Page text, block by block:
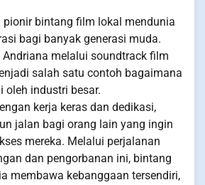
pionir bintang film lokal mendunia
bagi banyak generasi muda.
Andriana melalui soundtrack film
salah satu contoh bagaimana
oleh industri besar.
kerja keras dan dedikasi,
jalan bagi orang lain yang ingin
mereka. Melalui perjalanan
dan pengorbanan ini, bintang
membawa kebanggaan tersendiri,